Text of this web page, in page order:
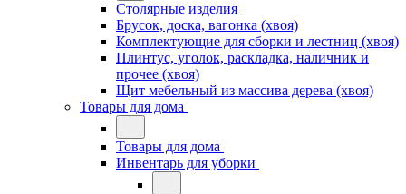
Столярные изделия
Брусок, доска, вагонка (хвоя)
Комплектующие для сборки и лестниц (хвоя)
Плинтус, уголок, раскладка, наличник и
прочее (хвоя)
Щит мебельный из массива дерева (хвоя)
Товары для дома
Товары для дома
Инвентарь для уборки